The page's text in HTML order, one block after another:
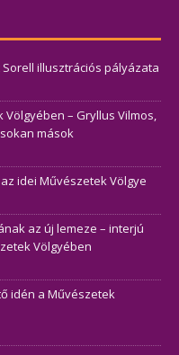
illusztrációs pályázata
– Gryllus Vilmos,
mások
idei Művészetek Völgye
az új lemeze – interjú
Völgyében
idén a Művészetek